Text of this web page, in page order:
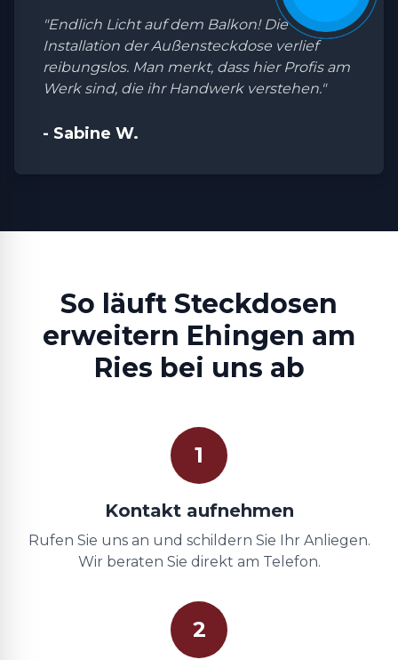
"Endlich Licht auf dem Balkon! Die
Installation der Außensteckdose verlief
reibungslos. Man merkt, dass hier Profis am
Werk sind, die ihr Handwerk verstehen."
- Sabine W.
So läuft Steckdosen
erweitern Ehingen am
Ries bei uns ab
1
Kontakt aufnehmen
Rufen Sie uns an und schildern Sie Ihr Anliegen.
Wir beraten Sie direkt am Telefon.
2